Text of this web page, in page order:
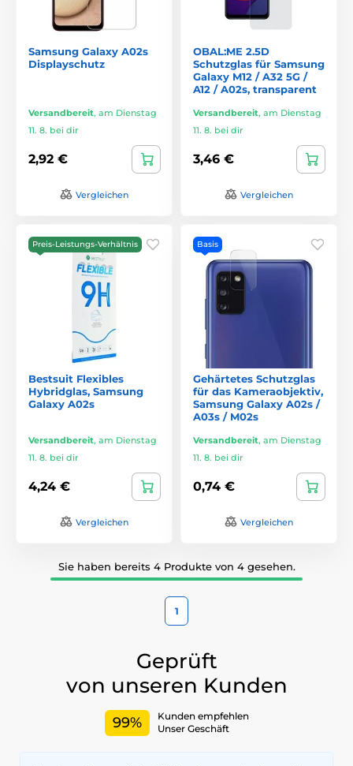
Samsung Galaxy A02s
Displayschutz
Versandbereit, am Dienstag
11. 8. bei dir
2,92 €
Vergleichen
OBAL:ME 2.5D
Schutzglas für Samsung
Galaxy M12 / A32 5G /
A12 / A02s, transparent
Versandbereit, am Dienstag
11. 8. bei dir
3,46 €
Vergleichen
Preis-Leistungs-Verhältnis
Bestsuit Flexibles
Hybridglas, Samsung
Galaxy A02s
Versandbereit, am Dienstag
11. 8. bei dir
4,24 €
Vergleichen
Basis
Gehärtetes Schutzglas
für das Kameraobjektiv,
Samsung Galaxy A02s /
A03s / M02s
Versandbereit, am Dienstag
11. 8. bei dir
0,74 €
Vergleichen
Sie haben bereits 4 Produkte von 4 gesehen.
1
Geprüft
von unseren Kunden
99%
Kunden empfehlen
Unser Geschäft